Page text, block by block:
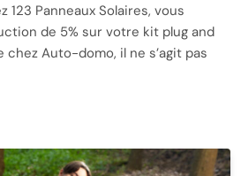
Panneaux Solaires, vous
de 5% sur votre kit plug and
chez Auto-domo, il ne s’agit pas